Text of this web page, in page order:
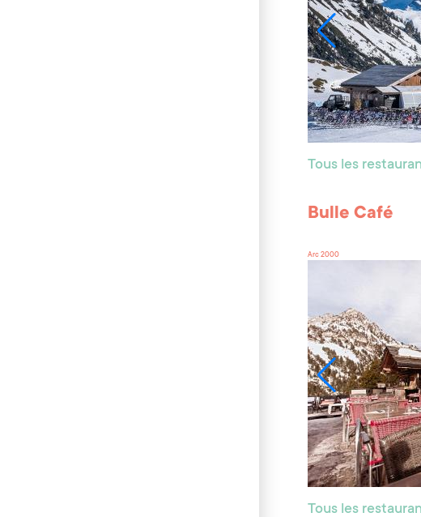
Tous les
Bulle Café
Arc 2000
Tous les